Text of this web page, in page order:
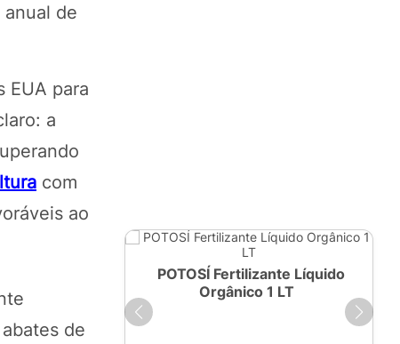
de
EUA para
a
com
ao
de
POTOSÍ Fertilizante Líquido
Orgânico 1 LT